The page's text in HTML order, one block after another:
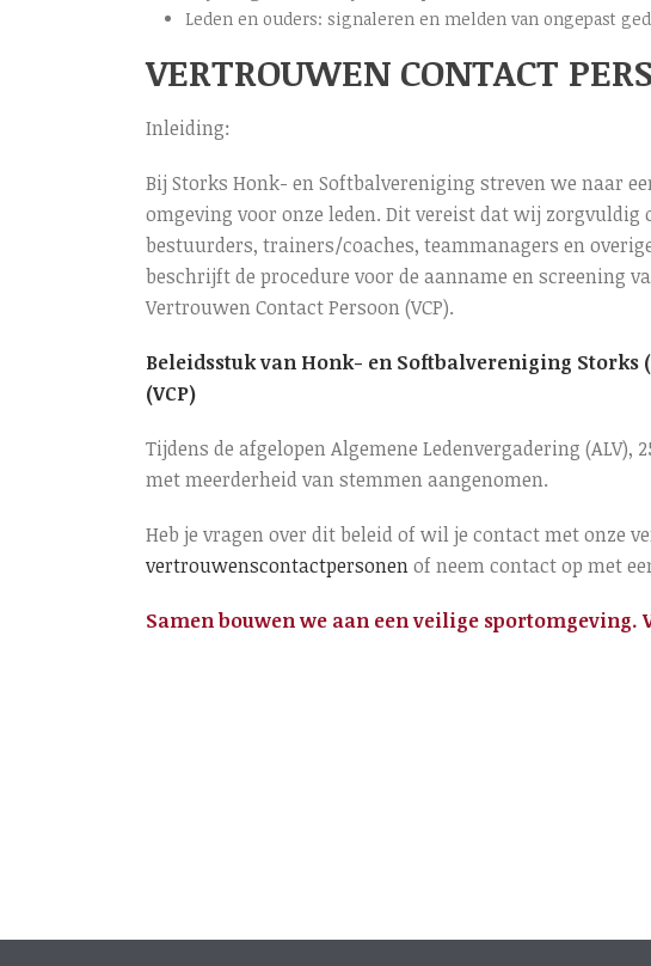
Leden en ouders: signaleren en melden van ongepast
VERTROUWEN CONTACT
Inleiding:
Bij Storks Honk- en Softbalvereniging streven we naar
omgeving voor onze leden. Dit vereist dat wij zorgvuldig
bestuurders, trainers/coaches, teammanagers en
beschrijft de procedure voor de aanname en screening
Vertrouwen Contact Persoon (VCP).
Beleidsstuk van Honk- en Softbalvereniging
(VCP)
Tijdens de afgelopen Algemene Ledenvergadering
met meerderheid van stemmen aangenomen.
Heb je vragen over dit beleid of wil je contact met onze
vertrouwenscontactpersonenof neem contact op met
Samen bouwen we aan een veilige sportomgeving.